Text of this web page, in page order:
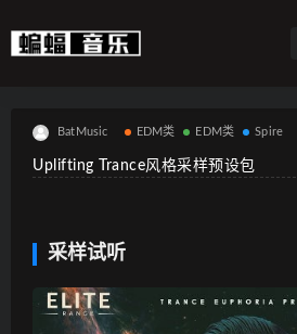
BatMusic EDM类 EDM类 Spire
Uplifting Trance风格采样预设包
采样试听